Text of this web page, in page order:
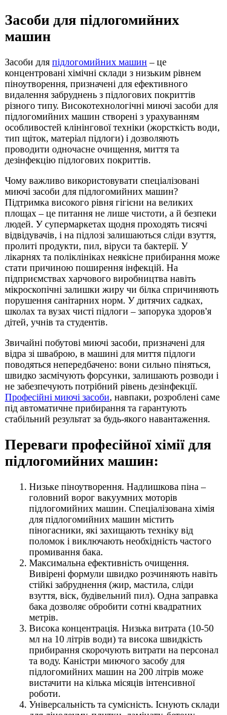
Засоби для підлогомийних
машин
Засоби для підлогомийних машин – це
концентровані хімічні склади з низьким рівнем
піноутворення, призначені для ефективного
видалення забруднень з підлогових покриттів
різного типу. Високотехнологічні миючі засоби для
підлогомийних машин створені з урахуванням
особливостей клінінгової техніки (жорсткість води,
тип щіток, матеріал підлоги) і дозволяють
проводити одночасне очищення, миття та
дезінфекцію підлогових покриттів.
Чому важливо використовувати спеціалізовані
миючі засоби для підлогомийних машин?
Підтримка високого рівня гігієни на великих
площах – це питання не лише чистоти, а й безпеки
людей. У супермаркетах щодня проходять тисячі
відвідувачів, і на підлозі залишаються сліди взуття,
пролиті продукти, пил, віруси та бактерії. У
лікарнях та поліклініках неякісне прибирання може
стати причиною поширення інфекцій. На
підприємствах харчового виробництва навіть
мікроскопічні залишки жиру чи білка спричиняють
порушення санітарних норм. У дитячих садках,
школах та вузах чисті підлоги – запорука здоров'я
дітей, учнів та студентів.
Звичайні побутові миючі засоби, призначені для
відра зі шваброю, в машині для миття підлоги
поводяться непередбачено: вони сильно піняться,
швидко засмічують форсунки, залишають розводи і
не забезпечують потрібний рівень дезінфекції.
Професійні миючі засоби, навпаки, розроблені саме
під автоматичне прибирання та гарантують
стабільний результат за будь-якого навантаження.
Переваги професійної хімії для
підлогомийних машин:
Низьке піноутворення. Надлишкова піна –
головний ворог вакуумних моторів
підлогомийних машин. Спеціалізована хімія
для підлогомийних машин містить
піногасники, які захищають техніку від
поломок і виключають необхідність частого
промивання бака.
Максимальна ефективність очищення.
Вивірені формули швидко розчиняють навіть
стійкі забруднення (жир, мастила, сліди
взуття, віск, будівельний пил). Одна заправка
бака дозволяє обробити сотні квадратних
метрів.
Висока концентрація. Низька витрата (10-50
мл на 10 літрів води) та висока швидкість
прибирання скорочують витрати на персонал
та воду. Каністри миючого засобу для
підлогомийних машин на 200 літрів може
вистачити на кілька місяців інтенсивної
роботи.
Універсальність та сумісність. Існують склади